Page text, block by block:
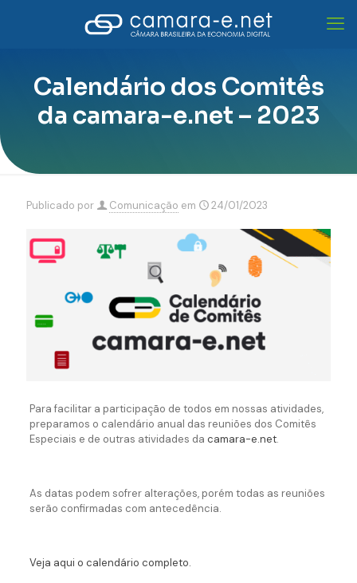
Calendário dos Comitês
da camara-e.net – 2023
Publicado por Comunicação em 24/01/2023
Para facilitar a participação de todos em nossas atividades,
preparamos o calendário anual das reuniões dos Comitês
Especiais e de outras atividades da camara-e.net.
As datas podem sofrer alterações, porém todas as reuniões
serão confirmadas com antecedência.
Veja aqui o calendário completo.